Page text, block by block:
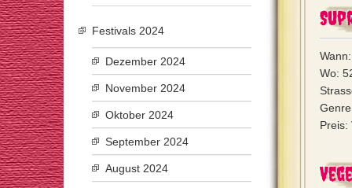
Wo:
Preis:
Festivals 2024
Dezember 2024
November 2024
Oktober 2024
September 2024
August 2024